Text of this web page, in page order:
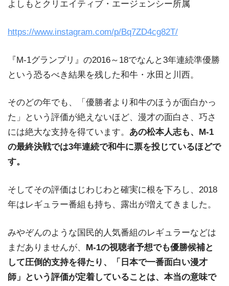
よしもとクリエイティブ・エージェンシー所属
https://www.instagram.com/p/Bq7ZD4cg82T/
『M-1グランプリ』の2016～18でなんと3年連続準優勝
という恐るべき結果を残した和牛・水田と川西。
そのどの年でも、「優勝者より和牛のほうが面白かっ
た」という評価が絶えないほど、漫才の面白さ、巧さ
には絶大な支持を得ています。 あの松本人志も、M-1
の最終決戦では3年連続で和牛に票を投じているほどで
す。
そしてその評価はじわじわと確実に根を下ろし、2018
年はレギュラー番組も持ち、露出が増えてきました。
みやぞんのような国民的人気番組のレギュラーなどは
まだありませんが、 M-1の視聴者予想でも優勝候補と
して圧倒的支持を得たり、「日本で一番面白い漫才
師」という評価が定着していることは、本当の意味で